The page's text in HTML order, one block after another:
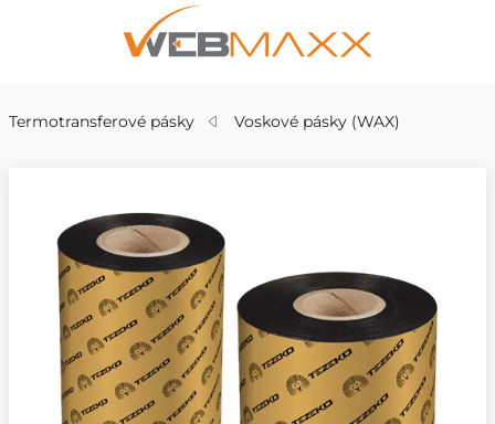
Termotransferové pásky Voskové pásky (WAX)